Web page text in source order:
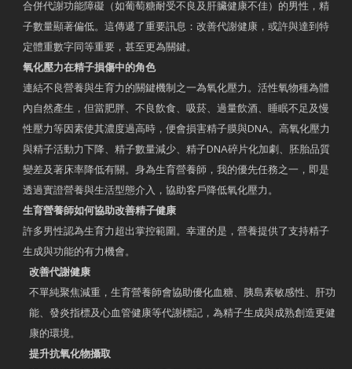
合併代謝功能障礙（如葡萄糖耐受不良及肝臟健康不佳）的男性，精
子數量顯著偏低。這傳遞了重要訊息：改善代謝健康，或許與達到特
定體重數字同等重要，甚至更為關鍵。
氧化壓力在精子損傷中的角色
連結不良營養與生育力的關鍵機制之一為氧化壓力。活性氧物種為體
內自然產生，但當肥胖、不良飲食、吸菸、過量飲酒、睡眠不足及慢
性壓力等因素使其濃度過高時，便會損害精子膜與DNA。高氧化壓力
與精子活動力下降、精子數量減少、精子DNA碎片化加劇、胚胎品質
變差及著床率降低有關。身為生育營養師，我的優先任務之一，即是
透過實證營養與生活型態介入，協助客戶降低氧化壓力。
生育營養師如何協助改善精子健康
許多男性認為生育力超出掌控範圍。幸運的是，營養提供了支持精子
生成與功能的有力機會。
改善代謝健康
不單純聚焦減重，生育營養師會協助優化血糖、胰島素敏感性、肝功
能、發炎指標及心血管健康等代謝標記，為精子生成與成熟創造更健
康的環境。
提升抗氧化物攝取